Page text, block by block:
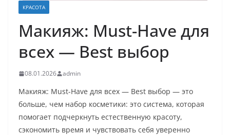
КРАСОТА
Макияж: Must-Have для
всех — Best выбор
08.01.2026 admin
Макияж: Must-Have для всех — Best выбор — это
больше, чем набор косметики: это система, которая
помогает подчеркнуть естественную красоту,
сэкономить время и чувствовать себя уверенно